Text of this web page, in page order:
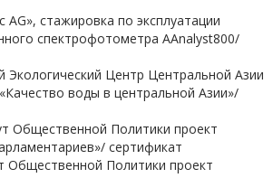
стажировка по эксплуатации
спектрофотометра АAnalyst800/
Экологический Центр Центральной Азии
воды в центральной Азии»/
Общественной Политики проект
сертификат
Общественной Политики проект